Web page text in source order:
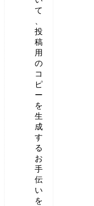
て
投
稿
用
の
コ
ピ
ー
を
生
成
す
る
お
手
伝
い
を